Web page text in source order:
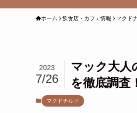
ホーム 飲食店・カフェ情報 マクド
マック大人
を徹底調査
2023
7/26
マクドナルド